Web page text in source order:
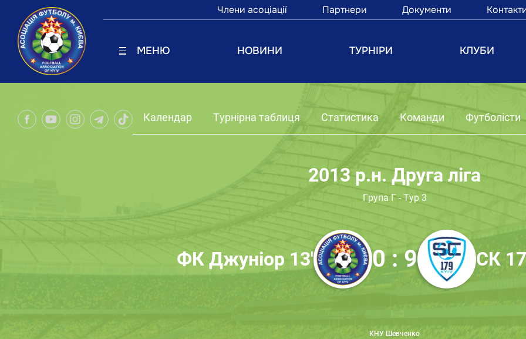
Члени асоціації Партнери Документи
МЕНЮ НОВИНИ ТУРНІРИ КЛУБИ
Календар Турнірна таблиця Статистика Команди Футболісти
2013 р.н. Друга ліга
Група Г - Тур 3
ФК Джуніор 13' 0 : 9 СК
КНУ Шевченко